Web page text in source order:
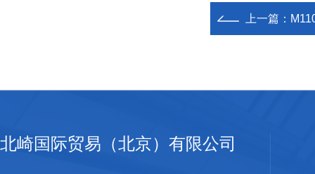
上一篇：
北崎国际贸易（北京）有限公司